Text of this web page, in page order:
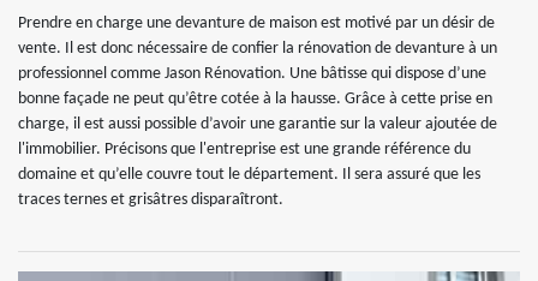
Prendre en charge une devanture de maison est motivé par un désir de
vente. Il est donc nécessaire de confier la rénovation de devanture à un
professionnel comme Jason Rénovation. Une bâtisse qui dispose d’une
bonne façade ne peut qu’être cotée à la hausse. Grâce à cette prise en
charge, il est aussi possible d’avoir une garantie sur la valeur ajoutée de
l'immobilier. Précisons que l'entreprise est une grande référence du
domaine et qu’elle couvre tout le département. Il sera assuré que les
traces ternes et grisâtres disparaîtront.